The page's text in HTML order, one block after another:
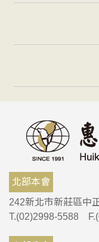
北部本會
242新北市新莊區中
T.(02)2998-5588